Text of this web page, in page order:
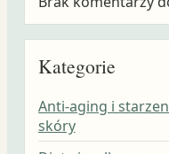
Kategorie
Anti-aging i
skóry